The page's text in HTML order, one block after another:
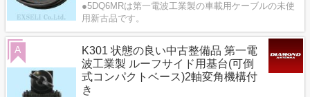
●5DQ6MRは第一電波工業製の車載用ケーブルの未使
用新古品です。
K301 状態の良い中古整備品 第一電
波工業製 ルーフサイド用基台(可倒
式コンパクトベース)2軸変角機構付
き
A